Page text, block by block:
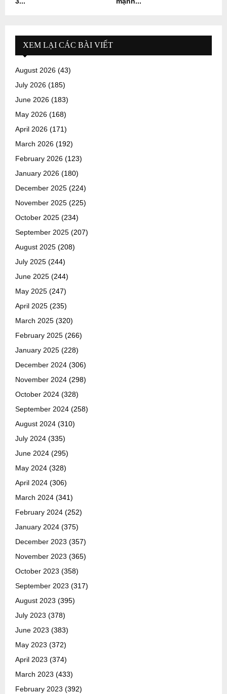
XEM LẠI CÁC BÀI VIẾT
August 2026 (43)
July 2026 (185)
June 2026 (183)
May 2026 (168)
April 2026 (171)
March 2026 (192)
February 2026 (123)
January 2026 (180)
December 2025 (224)
November 2025 (225)
October 2025 (234)
September 2025 (207)
August 2025 (208)
July 2025 (244)
June 2025 (244)
May 2025 (247)
April 2025 (235)
March 2025 (320)
February 2025 (266)
January 2025 (228)
December 2024 (306)
November 2024 (298)
October 2024 (328)
September 2024 (258)
August 2024 (310)
July 2024 (335)
June 2024 (295)
May 2024 (328)
April 2024 (306)
March 2024 (341)
February 2024 (252)
January 2024 (375)
December 2023 (357)
November 2023 (365)
October 2023 (358)
September 2023 (317)
August 2023 (395)
July 2023 (378)
June 2023 (383)
May 2023 (372)
April 2023 (374)
March 2023 (433)
February 2023 (392)